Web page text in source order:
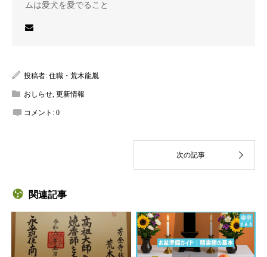
ムは愛犬を愛でること
投稿者: 住職・荒木龍胤
おしらせ, 更新情報
コメント: 0
関連記事